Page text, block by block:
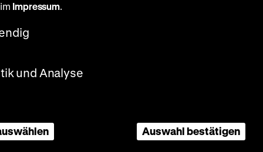
Impressum.
und Analyse
Auswahl bestätigen